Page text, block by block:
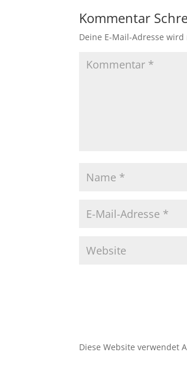
Kommentar
Deine E-Mail-Adresse
Diese Website verwendet